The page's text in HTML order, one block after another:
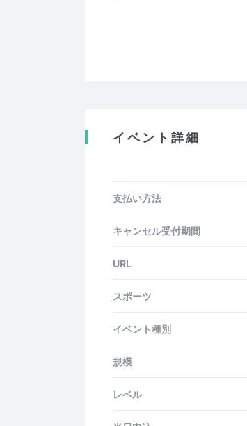
イベント詳細
支払い方法
キャンセル受付期間
URL
スポーツ
イベント種別
規模
レベル